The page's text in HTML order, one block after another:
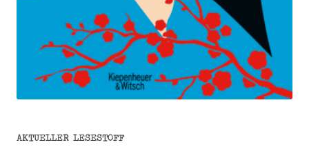
AKTUELLER LESESTOFF